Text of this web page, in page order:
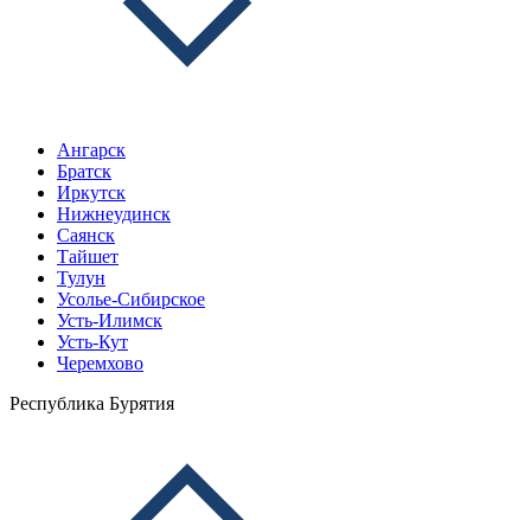
Ангарск
Братск
Иркутск
Нижнеудинск
Саянск
Тайшет
Тулун
Усолье-Сибирское
Усть-Илимск
Усть-Кут
Черемхово
Республика Бурятия